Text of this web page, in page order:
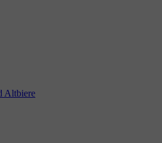
Altbiere